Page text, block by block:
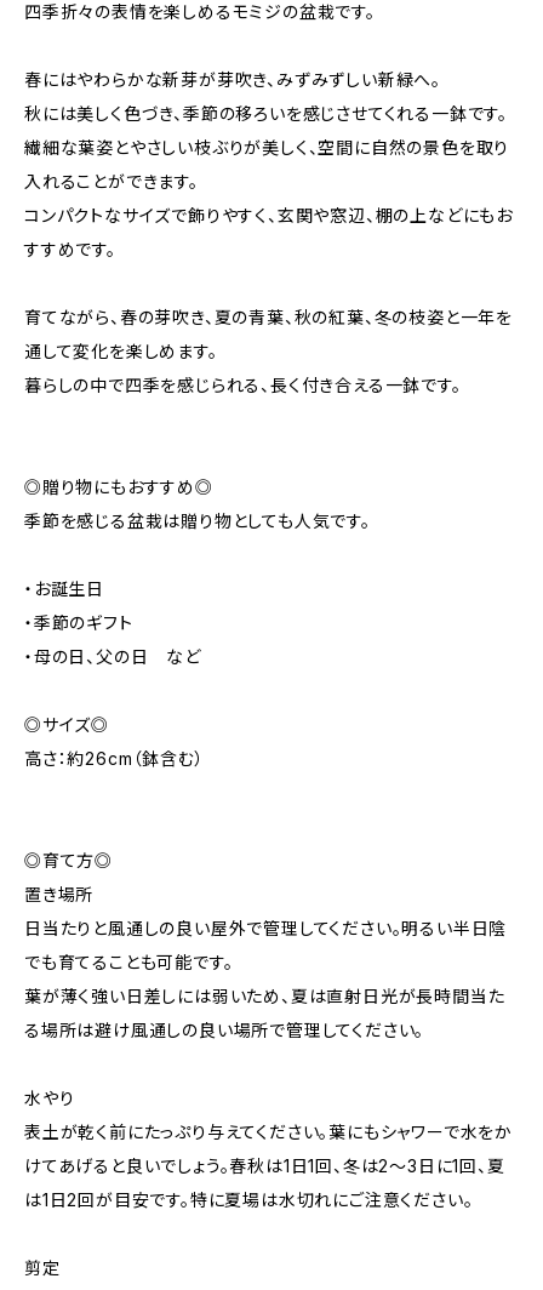
四季折々の表情を楽しめるモミジの盆栽です。
春にはやわらかな新芽が芽吹き、みずみずしい新緑へ。
秋には美しく色づき、季節の移ろいを感じさせてくれる一鉢です。
繊細な葉姿とやさしい枝ぶりが美しく、空間に自然の景色を取り
入れることができます。
コンパクトなサイズで飾りやすく、玄関や窓辺、棚の上などにもお
すすめです。
育てながら、春の芽吹き、夏の青葉、秋の紅葉、冬の枝姿と一年を
通して変化を楽しめます。
暮らしの中で四季を感じられる、長く付き合える一鉢です。
◎贈り物にもおすすめ◎
季節を感じる盆栽は贈り物としても人気です。
・お誕生日
・季節のギフト
・母の日、父の日 など
◎サイズ◎
高さ：約26cm（鉢含む）
◎育て方◎
置き場所
日当たりと風通しの良い屋外で管理してください。明るい半日陰
でも育てることも可能です。
葉が薄く強い日差しには弱いため、夏は直射日光が長時間当た
る場所は避け風通しの良い場所で管理してください。
水やり
表土が乾く前にたっぷり与えてください。葉にもシャワーで水をか
けてあげると良いでしょう。春秋は1日1回、冬は2～3日に1回、夏
は1日2回が目安です。特に夏場は水切れにご注意ください。
剪定